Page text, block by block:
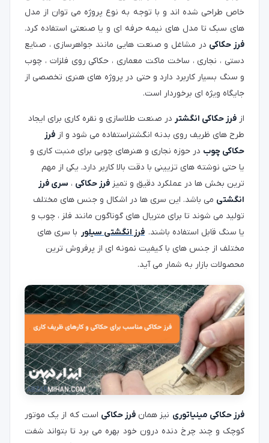
خاص طراحی شده اند و با توجه به نوع پروژه می توان از مدل
های سبک تا مدل های نیمه حرفه ای و یا صنعتی استفاده کرد.
فرز حکاکی در مشاغل و صنعت هایی مانند جواهرسازی ، صنایع
دستی ، نجاری ، ساخت ماکت معماری ، حکاکی روی فلزات ، چوب
و سنگ بسیار کاربرد دارد و حتی در پروژه های هنری تخصصی از
جایگاه ویژه ای برخوردار است.
از فرز حکاکی انگشتر در صنعت طلاسازی و نقره کاری برای ایجاد
طرح های ظریف روی بدنه انگشتراستفاده می شود و از فرز
حکاکی چوب در حوزه نجاری و هنرهای چوبی برای منبت کاری و
یا حتی نوشته های تزیینی با دقت بالا کاربر دارد. یکی از مهم
ترین بخش ها در عملکرد دقیق و تمیز فرز حکاکی ، سری فرز
انگشتی می باشد. این سری ها در اشکال و جنس های مختلف
تولید می شوند تا برای متریال های گوناگون مانند فلز ، چوب و
یا سنگ قابل استفاده باشند. فرز انگشتی سیلور با سری های
مختلف از جنس های با کیفیت نمونه ای از پرفروش ترین
محصولات بازار به شمار می آید.
فرز حکاکی مینیاتوری نیز همان فرز حکاکی است که از یک موتور
کوچک و چند چرخ دنده درون خود بهره می برد تا بتواند شفت